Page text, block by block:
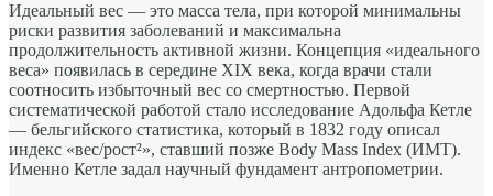
Идеальный вес — это масса тела, при которой минимальны
риски развития заболеваний и максимальна
продолжительность активной жизни. Концепция «идеального
веса» появилась в середине XIX века, когда врачи стали
соотносить избыточный вес со смертностью. Первой
систематической работой стало исследование Адольфа Кетле
— бельгийского статистика, который в 1832 году описал
индекс «вес/рост²», ставший позже Body Mass Index (ИМТ).
Именно Кетле задал научный фундамент антропометрии.